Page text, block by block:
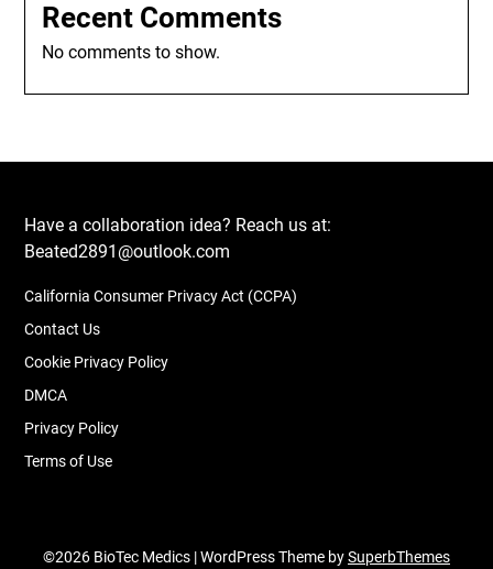
Recent Comments
No comments to show.
Have a collaboration idea? Reach us at:
Beated2891@outlook.com
California Consumer Privacy Act (CCPA)
Contact Us
Cookie Privacy Policy
DMCA
Privacy Policy
Terms of Use
©2026 BioTec Medics | WordPress Theme bySuperbThemes